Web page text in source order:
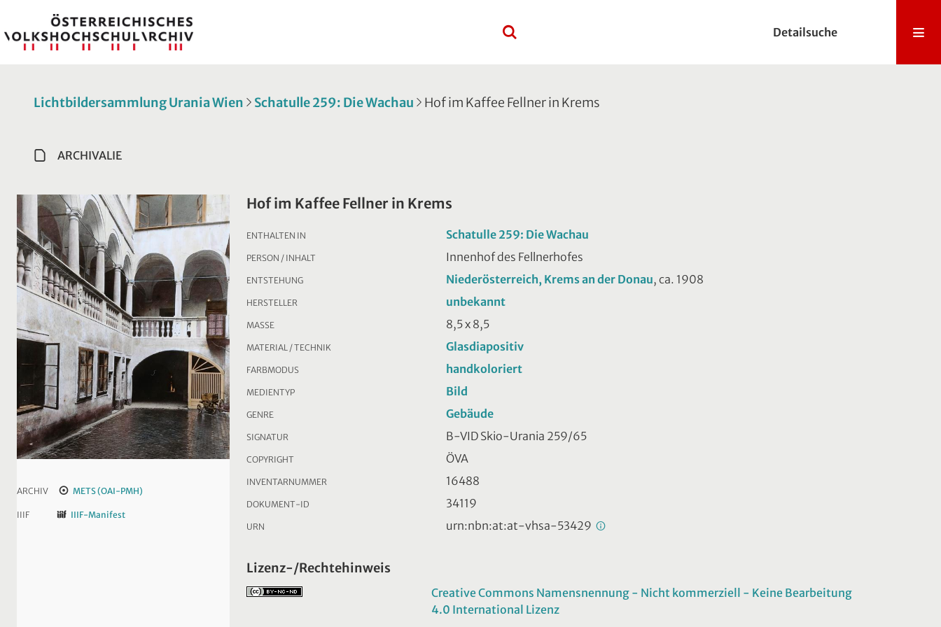
Detailsuche
Lichtbildersammlung Urania Wien Schatulle 259: Die Wachau Hof im Kaffee Fellner in Krems
ARCHIVALIE
ARCHIV METS (OAI-PMH)
IIIF IIIF-Manifest
Hof im Kaffee Fellner in Krems
ENTHALTEN IN Schatulle 259: Die Wachau
PERSON / INHALT Innenhof des Fellnerhofes
ENTSTEHUNG Niederösterreich, Krems an der Donau, ca. 1908
HERSTELLER unbekannt
MASSE 8,5 x 8,5
MATERIAL / TECHNIK Glasdiapositiv
FARBMODUS handkoloriert
MEDIENTYP Bild
GENRE Gebäude
SIGNATUR B-VID Skio-Urania 259/65
COPYRIGHT ÖVA
INVENTARNUMMER 16488
DOKUMENT-ID 34119
URN urn:nbn:at:at-vhsa-53429
Lizenz-/Rechtehinweis
Creative Commons Namensnennung - Nicht kommerziell - Keine Bearbeitung
4.0 International Lizenz